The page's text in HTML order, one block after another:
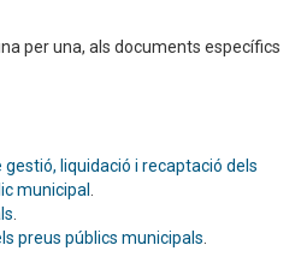
per una, als documents específics
liquidació i recaptació dels
municipal
preus públics municipals